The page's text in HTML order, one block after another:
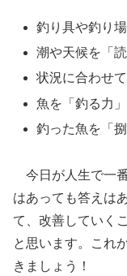
釣り具や釣り
潮や天候を「読
状況に合わせ
魚を「釣る力」
釣った魚を「捌
今日が人生で一
はあっても答えは
て、改善していく
と思います。これ
きましょう！